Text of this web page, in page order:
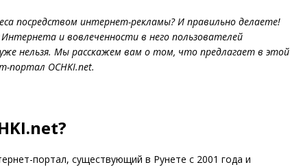
посредством интернет-рекламы? И правильно делаете!
и вовлеченности в него пользователей
нельзя. Мы расскажем вам о том, что предлагает в этой
портал OCHKI.net.
портал, существующий в Рунете с 2001 года и